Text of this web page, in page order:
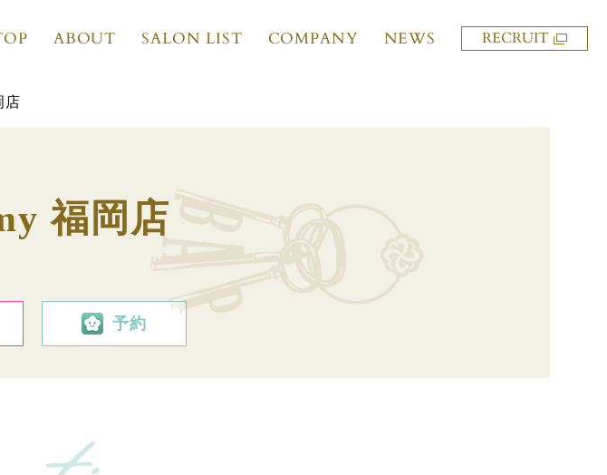
ABOUT SALON LIST COMPANY NEWS RECRUIT
店
福岡店
予約